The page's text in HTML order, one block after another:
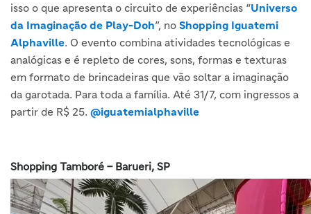
isso o que apresenta o circuito de experiências “Universo
da Imaginação de Play-Doh”, no Shopping Iguatemi
Alphaville. O evento combina atividades tecnológicas e
analógicas e é repleto de cores, sons, formas e texturas
em formato de brincadeiras que vão soltar a imaginação
da garotada. Para toda a família. Até 31/7, com ingressos a
partir de R$ 25. @iguatemialphaville
Shopping Tamboré – Barueri, SP